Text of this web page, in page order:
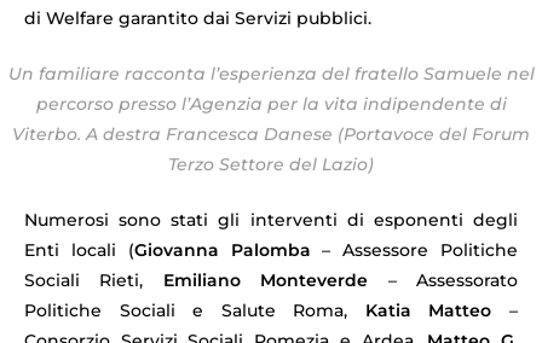
di Welfare garantito dai Servizi pubblici.
Un familiare racconta l’esperienza del fratello Samuele nel
percorso presso l’Agenzia per la vita indipendente di
Viterbo. A destra Francesca Danese (Portavoce del Forum
Terzo Settore del Lazio)
Numerosi sono stati gli interventi di esponenti degli
Enti locali (Giovanna Palomba – Assessore Politiche
Sociali Rieti, Emiliano Monteverde – Assessorato
Politiche Sociali e Salute Roma, Katia Matteo –